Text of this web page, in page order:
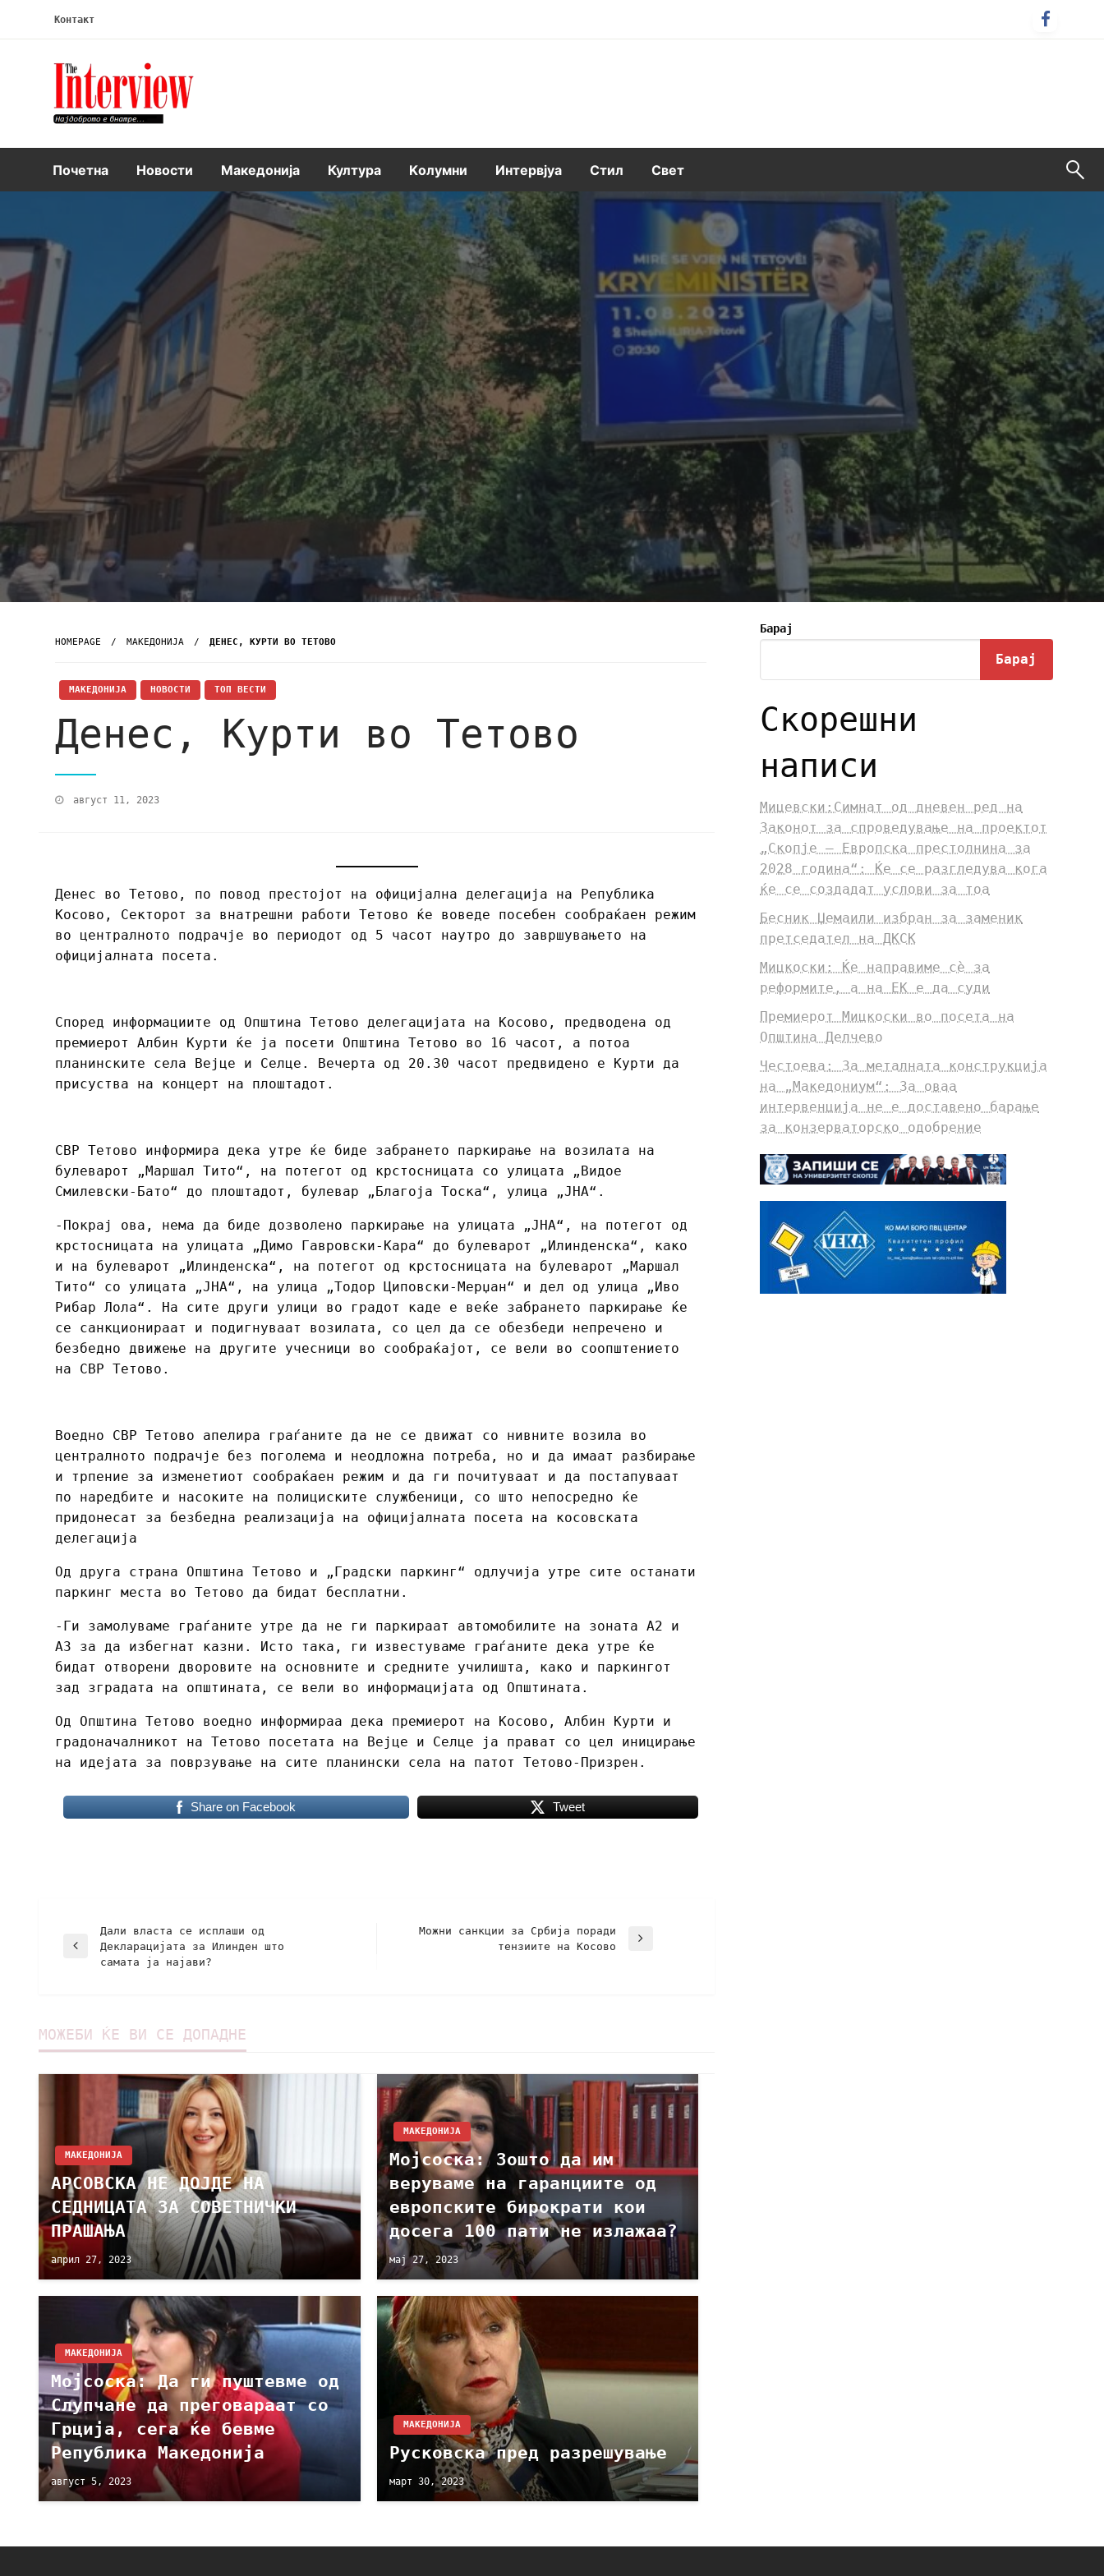
Контакт
Интервју
Почетна Новости Македонија Култура Kолумни Интервјуа Стил Свет
HOMEPAGE МАКЕДОНИЈА ДЕНЕС, КУРТИ ВО ТЕТОВО
МАКЕДОНИЈА НОВОСТИ ТОП ВЕСТИ
Денес, Курти во Тетово
август 11, 2023
Денес во Тетово, по повод престојот на официјална делегација на Република
Косово, Секторот за внатрешни работи Тетово ќе воведе посебен сообраќаен режим
во централното подрачје во периодот од 5 часот наутро до завршувањето на
официјалната посета.
Според информациите од Општина Тетово делегацијата на Косово, предводена од
премиерот Албин Курти ќе ја посети Општина Тетово во 16 часот, а потоа
планинските села Вејце и Селце. Вечерта од 20.30 часот предвидено е Курти да
присуства на концерт на плоштадот.
СВР Тетово информира дека утре ќе биде забрането паркирање на возилата на
булеварот „Маршал Тито“, на потегот од крстосницата со улицата „Видое
Смилевски-Бато“ до плоштадот, булевар „Благоја Тоска“, улица „ЈНА“.
-Покрај ова, нема да биде дозволено паркирање на улицата „ЈНА“, на потегот од
крстосницата на улицата „Димо Гавровски-Кара“ до булеварот „Илинденска“, како
и на булеварот „Илинденска“, на потегот од крстосницата на булеварот „Маршал
Тито“ со улицата „ЈНА“, на улица „Тодор Циповски-Мерџан“ и дел од улица „Иво
Рибар Лола“. На сите други улици во градот каде е веќе забрането паркирање ќе
се санкционираат и подигнуваат возилата, со цел да се обезбеди непречено и
безбедно движење на другите учесници во сообраќајот, се вели во соопштението
на СВР Тетово.
Воедно СВР Тетово апелира граѓаните да не се движат со нивните возила во
централното подрачје без поголема и неодложна потреба, но и да имаат разбирање
и трпение за изменетиот сообраќаен режим и да ги почитуваат и да постапуваат
по наредбите и насоките на полициските службеници, со што непосредно ќе
придонесат за безбедна реализација на официјалната посета на косовската
делегација
Од друга страна Општина Тетово и „Градски паркинг“ одлучија утре сите останати
паркинг места во Тетово да бидат бесплатни.
-Ги замолуваме граѓаните утре да не ги паркираат автомобилите на зоната А2 и
А3 за да избегнат казни. Исто така, ги известуваме граѓаните дека утре ќе
бидат отворени дворовите на основните и средните училишта, како и паркингот
зад зградата на општината, се вели во информацијата од Општината.
Од Општина Тетово воедно информираа дека премиерот на Косово, Албин Курти и
градоначалникот на Тетово посетата на Вејце и Селце ја прават со цел иницирање
на идејата за поврзување на сите планински села на патот Тетово-Призрен.
Share on Facebook Tweet
Дали власта се исплаши од
Декларацијата за Илинден што
самата ја најави?
Можни санкции за Србија поради
тензиите на Косово
МОЖЕБИ ЌЕ ВИ СЕ ДОПАДНЕ
МАКЕДОНИЈА
АРСОВСКА НЕ ДОЈДЕ НА
СЕДНИЦАТА ЗА СОВЕТНИЧКИ
ПРАШАЊА
април 27, 2023
МАКЕДОНИЈА
Мојсоска: Зошто да им
веруваме на гаранциите од
европските бирократи кои
досега 100 пати не излажаа?
мај 27, 2023
МАКЕДОНИЈА
Мојсоска: Да ги пуштевме од
Слупчане да преговараат со
Грција, сега ќе бевме
Република Македонија
август 5, 2023
МАКЕДОНИЈА
Русковска пред разрешување
март 30, 2023
Барај
Барај
Скорешни
написи
Мицевски:Симнат од дневен ред на
Законот за спроведување на проектот
„Скопје – Европска престолнина за
2028 година“: Ќе се разгледува кога
ќе се создадат услови за тоа
Бесник Џемаили избран за заменик
претседател на ДКСК
Мицкоски: Ќе направиме сè за
реформите, а на ЕК е да суди
Премиерот Мицкоски во посета на
Општина Делчево
Честоева: За металната конструкција
на „Македониум“: За оваа
интервенција не е доставено барање
за конзерваторско одобрение